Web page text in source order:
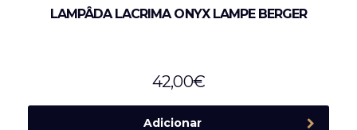
LAMPÂDA LACRIMA ONYX LAMPE BERGER
42,00€
Adicionar